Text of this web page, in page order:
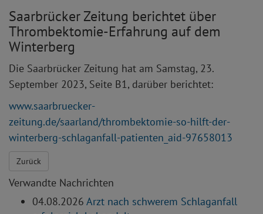
Saarbrücker Zeitung berichtet über
Thrombektomie-Erfahrung auf dem
Winterberg
Die Saarbrücker Zeitung hat am Samstag, 23.
September 2023, Seite B1, darüber berichtet:
www.saarbruecker-
zeitung.de/saarland/thrombektomie-so-hilft-der-
winterberg-schlaganfall-patienten_aid-97658013
Zurück
Verwandte Nachrichten
04.08.2026 Arzt nach schwerem Schlaganfall